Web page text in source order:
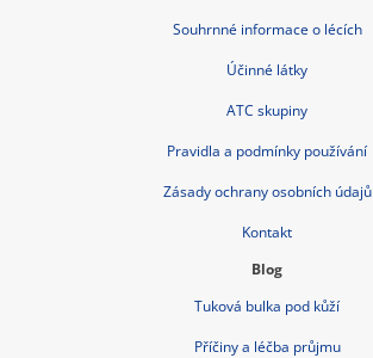
Souhrnné informace o lécích
Účinné látky
ATC skupiny
Pravidla a podmínky používání
Zásady ochrany osobních údajů
Kontakt
Blog
Tuková bulka pod kůží
Příčiny a léčba průjmu